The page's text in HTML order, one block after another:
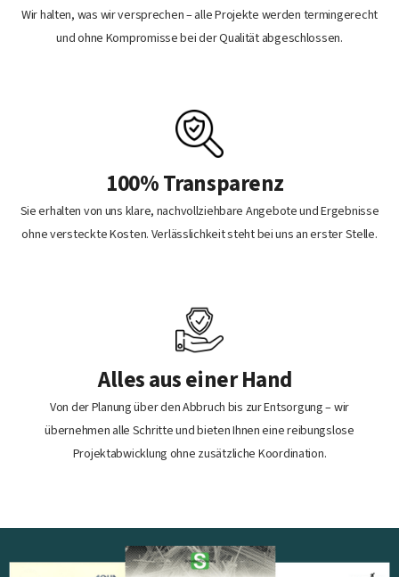
Wir halten, was wir versprechen – alle Projekte werden termingerecht
und ohne Kompromisse bei der Qualität abgeschlossen.
100% Transparenz
Sie erhalten von uns klare, nachvollziehbare Angebote und Ergebnisse
ohne versteckte Kosten. Verlässlichkeit steht bei uns an erster Stelle.
Alles aus einer Hand
Von der Planung über den Abbruch bis zur Entsorgung – wir
übernehmen alle Schritte und bieten Ihnen eine reibungslose
Projektabwicklung ohne zusätzliche Koordination.